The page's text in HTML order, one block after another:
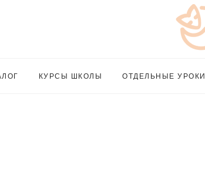
КУРСЫ ШКОЛЫ ОТДЕЛЬНЫЕ УРОКИ